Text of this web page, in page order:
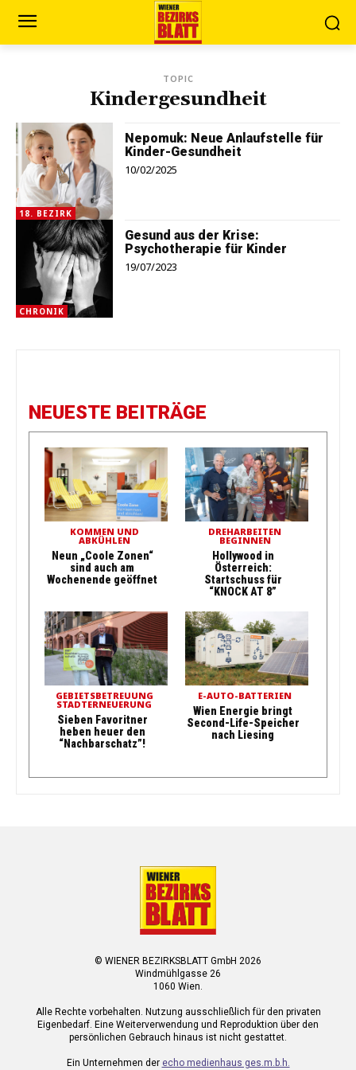
TOPIC
Kindergesundheit
18. BEZIRK
Nepomuk: Neue Anlaufstelle für
Kinder-Gesundheit
10/02/2025
CHRONIK
Gesund aus der Krise:
Psychotherapie für Kinder
19/07/2023
NEUESTE BEITRÄGE
KOMMEN UND
ABKÜHLEN
Neun „Coole Zonen“
sind auch am
Wochenende geöffnet
DREHARBEITEN
BEGINNEN
Hollywood in
Österreich:
Startschuss für
“KNOCK AT 8”
GEBIETSBETREUUNG
STADTERNEUERUNG
Sieben Favoritner
heben heuer den
“Nachbarschatz”!
E-AUTO-BATTERIEN
Wien Energie bringt
Second-Life-Speicher
nach Liesing
© WIENER BEZIRKSBLATT GmbH 2026
Windmühlgasse 26
1060 Wien.
Alle Rechte vorbehalten. Nutzung ausschließlich für den privaten
Eigenbedarf. Eine Weiterverwendung und Reproduktion über den
persönlichen Gebrauch hinaus ist nicht gestattet.
Ein Unternehmen der echo medienhaus ges.m.b.h.